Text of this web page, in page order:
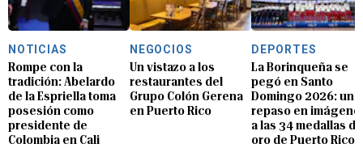
NOTICIAS
Rompe con la
tradición: Abelardo
de la Espriella toma
posesión como
presidente de
Colombia en Cali
NEGOCIOS
Un vistazo a los
restaurantes del
Grupo Colón Gerena
en Puerto Rico
DEPORTES
La Borinqueña se
pegó en Santo
Domingo 2026: un
repaso en
a las 34 medallas de
oro de Puerto Rico